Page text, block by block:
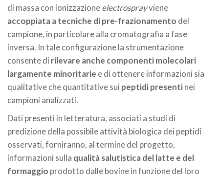
di massa con ionizzazioneelectrosprayviene
accoppiata a tecniche di pre-frazionamento del
campione, in particolare alla cromatografia a fase
inversa. In tale configurazione la strumentazione
consente di rilevare anche componenti molecolari
largamente minoritarie e di ottenere informazioni sia
qualitative che quantitative sui peptidi presentinei
campioni analizzati.
Dati presenti in letteratura, associati a studi di
predizione della possibile attività biologica dei peptidi
osservati, forniranno, al termine del progetto,
informazioni sulla qualità salutistica del latte e del
formaggio prodotto dalle bovine in funzione del loro